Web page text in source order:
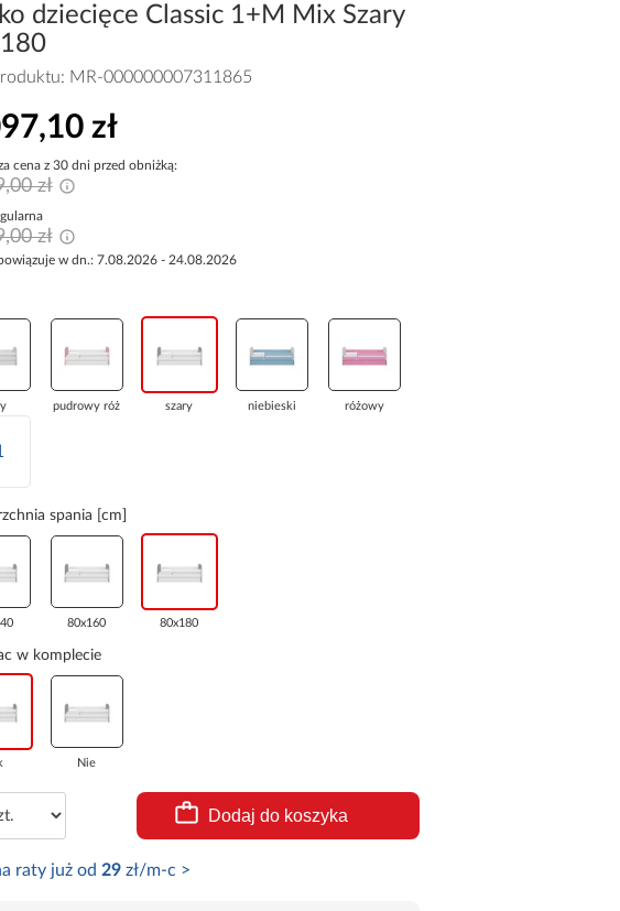
dziecięce Classic 1+M Mix Szary
MR-000000007311865
zł
cena z 30 dni przed obniżką:
zł
zł
w dn.: 7.08.2026 - 24.08.2026
pudrowy róż szary niebieski różowy
spania [cm]
80x160 80x180
w komplecie
Nie
Dodaj do koszyka
raty już od 29zł/m-c >